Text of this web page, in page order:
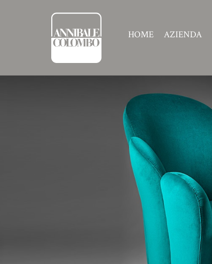
HOME AZIENDA